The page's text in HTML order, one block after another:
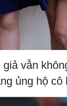
giả vẫn
ủng hộ cô